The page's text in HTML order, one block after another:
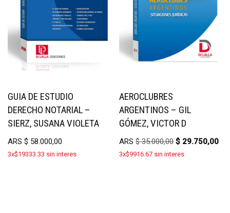
GUIA DE ESTUDIO
DERECHO NOTARIAL –
SIERZ, SUSANA VIOLETA
ARS $ 58.000,00
3x$19333.33 sin interes
AEROCLUBRES
ARGENTINOS – GIL
GÓMEZ, VICTOR D
ARS$35.000,00 $ 29.750,00
3x$9916.67 sin interes